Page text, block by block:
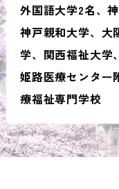
外国語大学2名、
神戸親和大学、大
学、関西福祉大学
姫路医療センター
療福祉専門学校